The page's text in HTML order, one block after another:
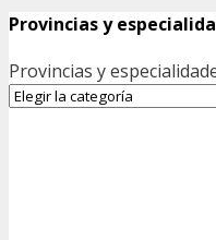
Provincias y
Provincias y